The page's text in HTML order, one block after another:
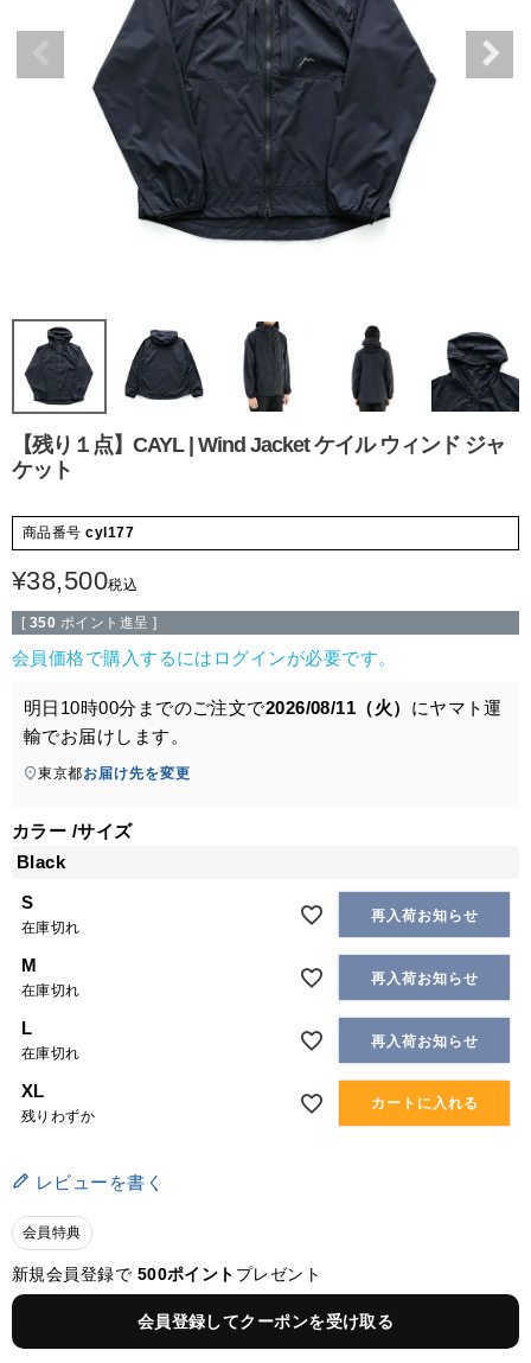
【残り１点】CAYL | Wind Jacket ケイル ウィンド ジャ
ケット
商品番号 cyl177
¥38,500税込
[ 350 ポイント進呈 ]
会員価格で購入するにはログインが必要です。
明日 10時00分 までのご注文で2026/08/11（火） にヤマト運
輸でお届けします。
東京都お届け先を変更
カラー サイズ
Black
S
在庫切れ
再入荷お知らせ
M
在庫切れ
再入荷お知らせ
L
在庫切れ
再入荷お知らせ
XL
残りわずか
カートに入れる
レビューを書く
会員特典
新規会員登録で 500ポイント プレゼント
会員登録してクーポンを受け取る